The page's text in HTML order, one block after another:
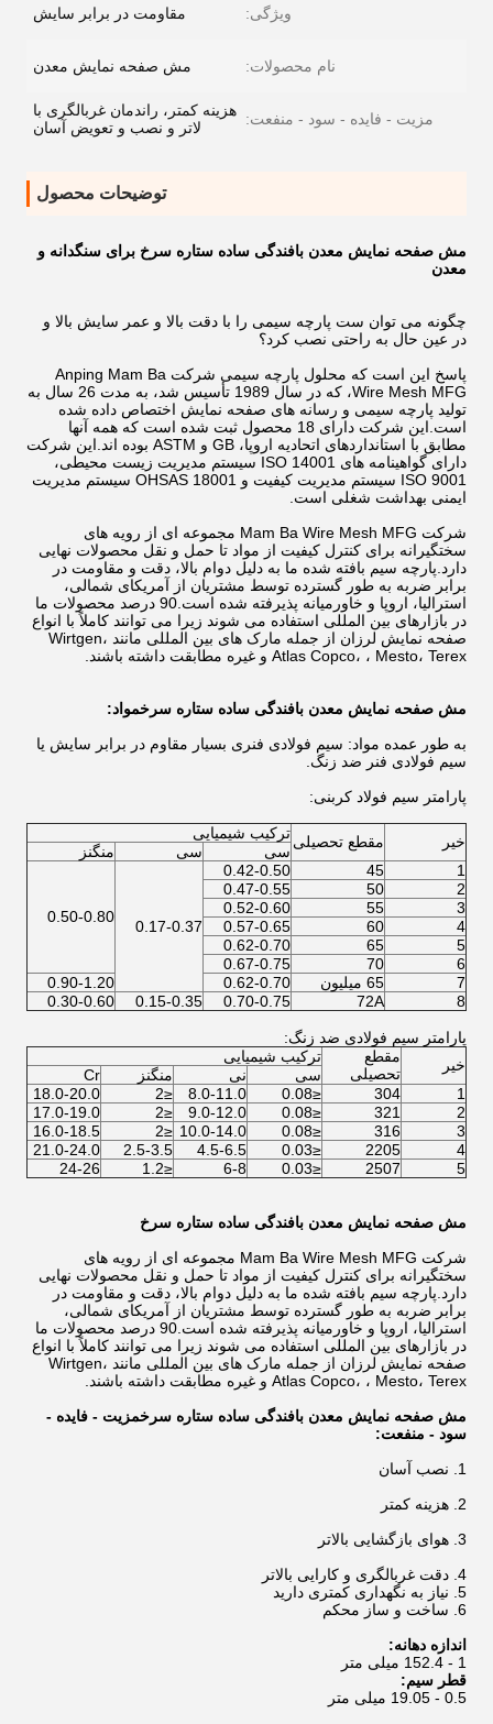
ویژگی: مقاومت در برابر سایش
نام محصولات: مش صفحه نمایش معدن
مزیت - فایده - سود - منفعت: هزینه کمتر، راندمان غربالگری با
لاتر و نصب و تعویض آسان
توضیحات محصول
مش صفحه نمایش معدن بافندگی ساده ستاره سرخ برای سنگدانه و
معدن
چگونه می توان ست پارچه سیمی را با دقت بالا و عمر سایش بالا و
در عین حال به راحتی نصب کرد؟
پاسخ این است که محلول پارچه سیمی شرکت Anping Mam Ba
Wire Mesh MFG، که در سال 1989 تأسیس شد، به مدت 26 سال به
تولید پارچه سیمی و رسانه های صفحه نمایش اختصاص داده شده
است.این شرکت دارای 18 محصول ثبت شده است که همه آنها
مطابق با استانداردهای اتحادیه اروپا، GB و ASTM بوده اند.این شرکت
دارای گواهینامه های ISO 14001 سیستم مدیریت زیست محیطی،
ISO 9001 سیستم مدیریت کیفیت و OHSAS 18001 سیستم مدیریت
ایمنی بهداشت شغلی است.
شرکت Mam Ba Wire Mesh MFG مجموعه ای از رویه های
سختگیرانه برای کنترل کیفیت از مواد تا حمل و نقل محصولات نهایی
دارد.پارچه سیم بافته شده ما به دلیل دوام بالا، دقت و مقاومت در
برابر ضربه به طور گسترده توسط مشتریان از آمریکای شمالی،
استرالیا، اروپا و خاورمیانه پذیرفته شده است.90 درصد محصولات ما
در بازارهای بین المللی استفاده می شوند زیرا می توانند کاملاً با انواع
صفحه نمایش لرزان از جمله مارک های بین المللی مانند Wirtgen،
Atlas Copco، ، Mesto، Terex و غیره مطابقت داشته باشند.
مش صفحه نمایش معدن بافندگی ساده ستاره سرخمواد:
به طور عمده مواد: سیم فولادی فنری بسیار مقاوم در برابر سایش یا
سیم فولادی فنر ضد زنگ.
پارامتر سیم فولاد کربنی:
خیر مقطع تحصیلیترکیب شیمیایی
سی
سی
منگنز
1
45
0.42-0.50
0.17-0.37
0.50-0.80
2
50
0.47-0.55
3
55
0.52-0.60
4
60
0.57-0.65
5
65
0.62-0.70
6
70
0.67-0.75
7
65 میلیون 0.62-0.70
0.90-1.20
8
72A
0.70-0.75
0.15-0.35
0.30-0.60
پارامتر سیم فولادی ضد زنگ:
خیر
مقطع
تحصیلی
ترکیب شیمیایی
سی
نی منگنز
Cr
1
304
≤0.08
8.0-11.0
≤2
18.0-20.0
2
321
≤0.08
9.0-12.0
≤2
17.0-19.0
3
316
≤0.08
10.0-14.0
≤2
16.0-18.5
4
2205
≤0.03
4.5-6.5
2.5-3.5
21.0-24.0
5
2507
≤0.03
6-8
≤1.2
24-26
مش صفحه نمایش معدن بافندگی ساده ستاره سرخ
شرکت Mam Ba Wire Mesh MFG مجموعه ای از رویه های
سختگیرانه برای کنترل کیفیت از مواد تا حمل و نقل محصولات نهایی
دارد.پارچه سیم بافته شده ما به دلیل دوام بالا، دقت و مقاومت در
برابر ضربه به طور گسترده توسط مشتریان از آمریکای شمالی،
استرالیا، اروپا و خاورمیانه پذیرفته شده است.90 درصد محصولات ما
در بازارهای بین المللی استفاده می شوند زیرا می توانند کاملاً با انواع
صفحه نمایش لرزان از جمله مارک های بین المللی مانند Wirtgen،
Atlas Copco، ، Mesto، Terex و غیره مطابقت داشته باشند.
مش صفحه نمایش معدن بافندگی ساده ستاره سرخمزیت - فایده -
سود - منفعت:
1. نصب آسان
2. هزینه کمتر
3. هوای بازگشایی بالاتر
4. دقت غربالگری و کارایی بالاتر
5. نیاز به نگهداری کمتری دارید
6. ساخت و ساز محکم
اندازه دهانه:
1 - 152.4 میلی متر
قطر سیم:
0.5 - 19.05 میلی متر